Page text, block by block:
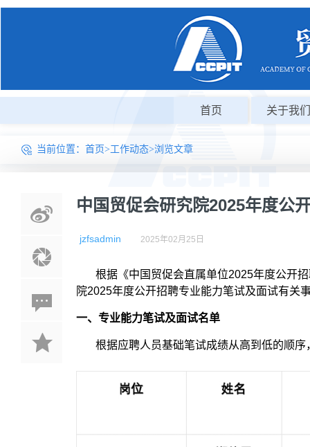
首页 关于我们
当前位置： 首页>工作动态>浏览文章
中国贸促会研究院2025年度公
jzfsadmin 2025年02月25日
根据《中国贸促会直属单位2025年度公开
院2025年度公开招聘专业能力笔试及面试有关
一、专业能力笔试及面试名单
根据应聘人员基础笔试成绩从高到低的顺